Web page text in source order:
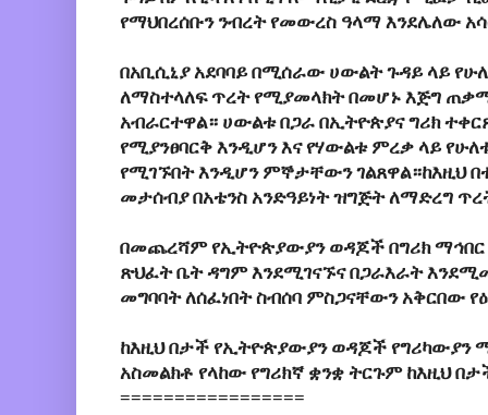
የማህበረሰቡን ንብረት የመውረስ ዓላማ እንደሌለው
በአቢሲኒያ አደባባይ በሚሰራው ሀውልት ጉዳይ ላይ
ለማስተላለፍ ጥረት የሚያመላክት በመሆኑ እጅግ
አብራርተዋል። ሀውልቱ በጋራ በኢትዮጵያና ግሪክ
የሚያንፀባርቅ እንዲሆን እና የሃውልቱ ምረቃ ላይ
የሚገኙበት እንዲሆን ምኞታቸውን ገልጸዋል።ከእዚህ
መታሰብያ በአቴንስ አንድዓይነት ዝግጅት ለማድረግ
በመጨረሻም የኢትዮጵያውያን ወዳጆች በግሪክ ማኅበር
ጽህፈት ቤት ዳግም እንደሚገናኙና በጋራእራት
መግባባት ለሰፈነበት ስብሰባ ምስጋናቸውን አቅርበው
ከእዚህ በታች የኢትዮጵያውያን ወዳጆች የግሪካውያን
አስመልክቶ የላከው የግሪክኛ ቋንቋ ትርጉም ከእዚህ
=================